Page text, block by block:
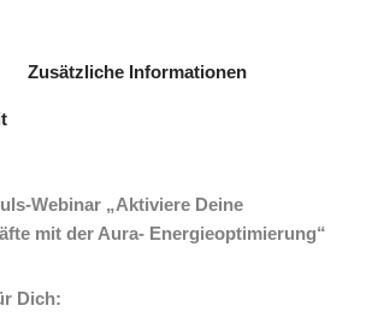
Zusätzliche Informationen
Webinar „Aktiviere Deine
mit der Aura- Energieoptimierung“
Dich: